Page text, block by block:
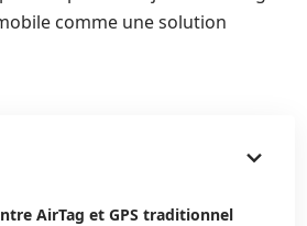
comme une solution
AirTag et GPS traditionnel